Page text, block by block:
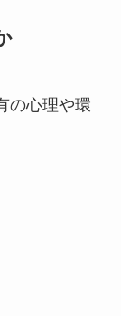
の心理や環